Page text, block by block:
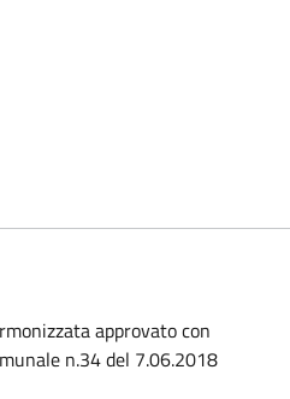
approvato con
n.34 del 7.06.2018